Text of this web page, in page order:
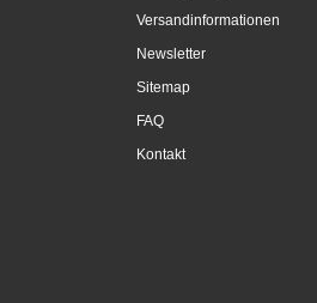
Versandinformationen
Newsletter
Sitemap
FAQ
Kontakt